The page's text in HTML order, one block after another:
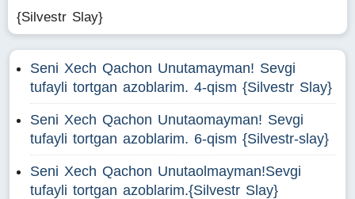
{Silvestr Slay}
Seni Xech Qachon Unutamayman! Sevgi
tufayli tortgan azoblarim. 4-qism {Silvestr Slay}
Seni Xech Qachon Unutaomayman! Sevgi
tufayli tortgan azoblarim. 6-qism {Silvestr-slay}
Seni Xech Qachon Unutaolmayman!Sevgi
tufayli tortgan azoblarim.{Silvestr Slay}